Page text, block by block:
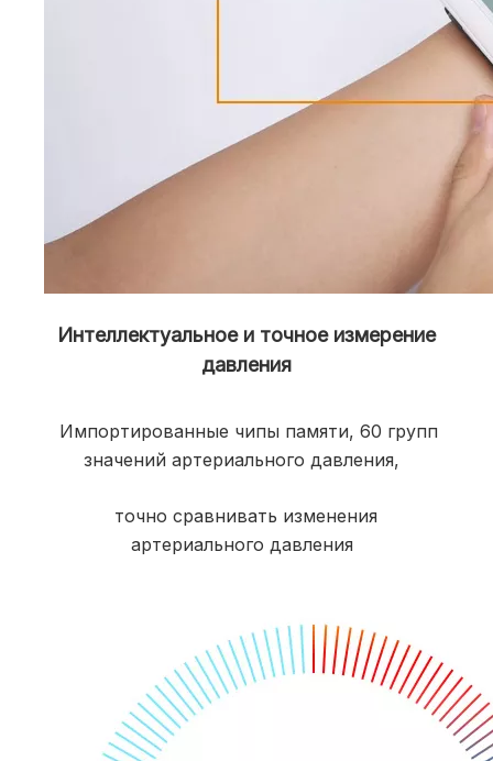
Интеллектуальное и точное измерение
давления
Импортированные чипы памяти, 60 групп
значений артериального давления,
точно сравнивать изменения
артериального давления